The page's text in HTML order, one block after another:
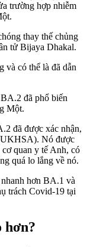
trường hợp nhiễm
thay thế chủng
tử Bijaya Dhakal.
và có thể là đã dẫn
đã phổ biến
Một.
đã được xác nhận,
Nó được
quan y tế Anh, có
quá lo lắng về nó.
hơn BA.1 và
trách Covid-19 tại
hơn?